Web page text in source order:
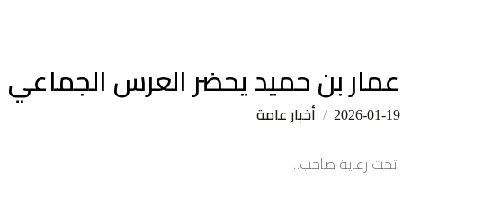
عمار بن حميد يحضر العرس الجماعي السابع لـ 55 عريساً من
2026-01-19
أخبار عامة
تحت رعاية صاحب…